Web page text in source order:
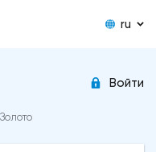
ru
Войти